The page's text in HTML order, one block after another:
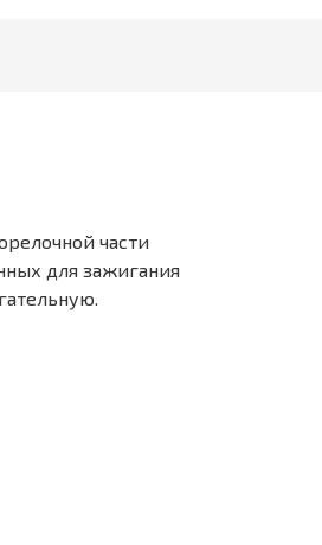
части
для зажигания